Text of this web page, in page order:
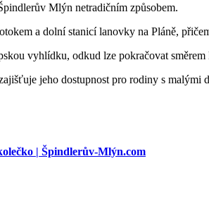
Mlýn netradičním způsobem.
a dolní stanicí lanovky na Pláně,
vyhlídku, odkud lze pokračovat
jeho dostupnost pro rodiny s malými
| Špindlerův-Mlýn.com